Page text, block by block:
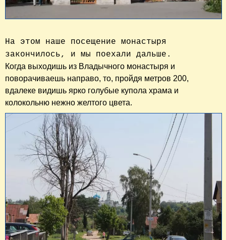
На этом наше посещение монастыря
закончилось, и мы поехали дальше.
Когда выходишь из Владычного монастыря и
поворачиваешь направо, то, пройдя метров 200,
вдалеке видишь ярко голубые купола храма и
колокольню нежно желтого цвета.